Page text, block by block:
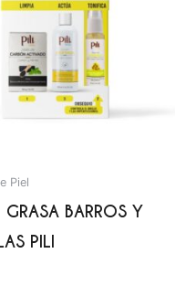
Piel
GRASA BARROS Y
PILI